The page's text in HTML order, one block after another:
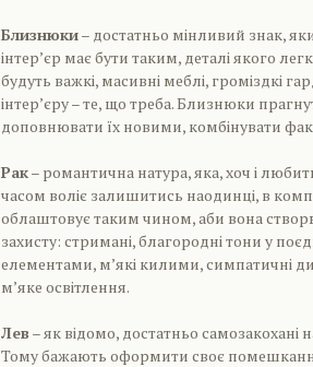
Близнюки– достатньо мінливий знак,
інтер’єр має бути таким, деталі якого
будуть важкі, масивні меблі, громіздкі
інтер’єру – те, що треба. Близнюки
доповнювати їх новими, комбінувати
Рак– романтична натура, яка, хоч і
часом воліє залишитись наодинці, в
облаштовує таким чином, аби вона
захисту: стримані, благородні тони у
елементами, м’які килими, симпатичні
м’яке освітлення.
Лев – як відомо, достатньо самозакохані
Тому бажають оформити своє